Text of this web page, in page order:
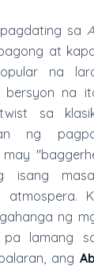
sa
at
na
bersyon na
sa
ng
isang
atmospera.
ng
pa lamang
ang